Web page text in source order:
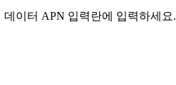
이터 APN 입력란에 입력하세요.